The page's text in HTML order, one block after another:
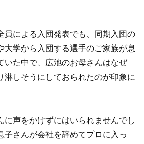
による入団発表でも、同期入団の
大学から入団する選手のご家族が息
いた中で、広池のお母さんはなぜ
淋しそうにしておられたのが印象に
声をかけずにはいられませんでし
子さんが会社を辞めてプロに入っ